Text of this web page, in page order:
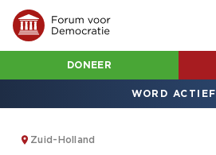
DONEER
WORD ACTIEF
Zuid-Holland